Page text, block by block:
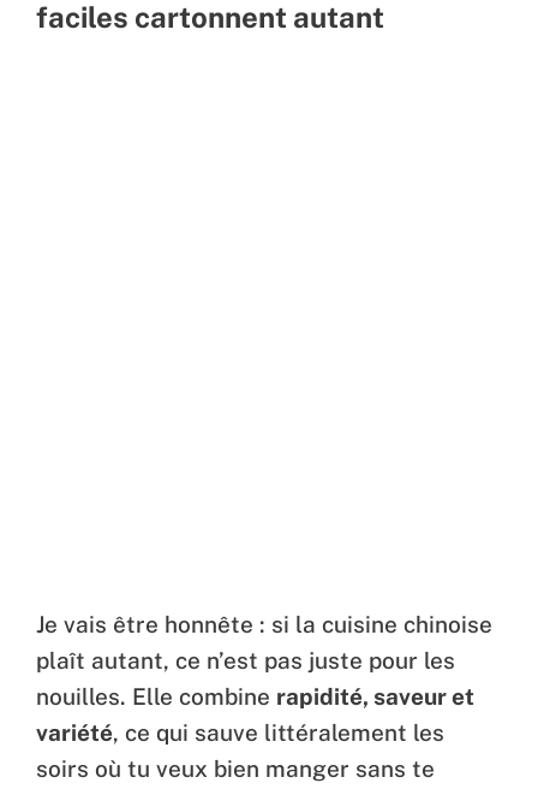
faciles cartonnent autant
Je vais être honnête : si la cuisine chinoise
plaît autant, ce n’est pas juste pour les
nouilles. Elle combine rapidité, saveur et
variété, ce qui sauve littéralement les
soirs où tu veux bien manger sans te